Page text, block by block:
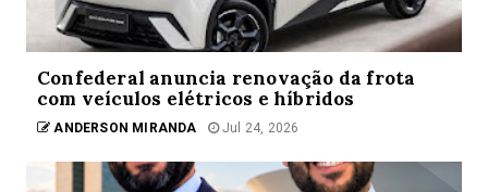
Confederal anuncia renovação da frota
com veículos elétricos e híbridos
ANDERSON MIRANDA Jul 24, 2026